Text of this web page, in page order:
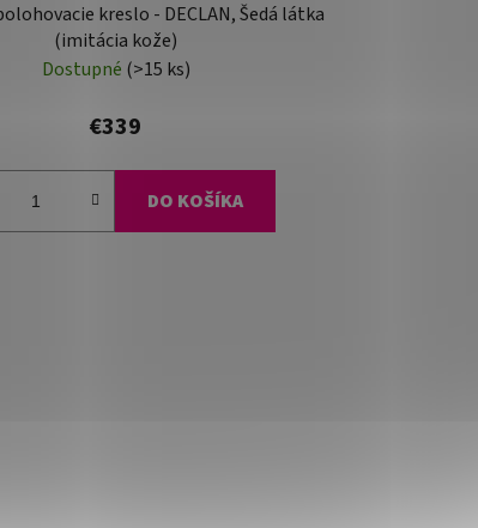
kreslo - DECLAN, Šedá látka
(imitácia kože)
Dostupné (>15 ks)
€339
DO KOŠÍKA